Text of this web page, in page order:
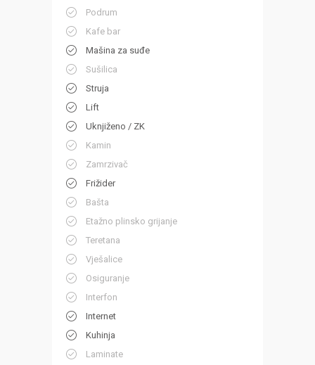
Podrum
Kafe bar
Mašina za suđe
Sušilica
Struja
Lift
Uknjiženo / ZK
Kamin
Zamrzivač
Frižider
Bašta
Etažno plinsko grijanje
Teretana
Vješalice
Osiguranje
Interfon
Internet
Kuhinja
Laminate